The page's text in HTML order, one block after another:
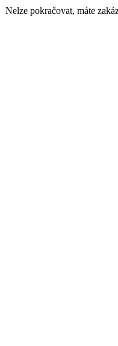
Nelze pokračovat, máte